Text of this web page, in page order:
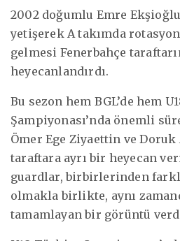
2002 doğumlu Emre
yetişerek A takımda
gelmesi Fenerbahçe
heyecanlandırdı.
Bu sezon hem BGL’de hem
Şampiyonası’nda önemli
Ömer Ege Ziyaettin ve
taraftara ayrı bir heyecan
guardlar, birbirlerinden
olmakla birlikte, aynı
tamamlayan bir görüntü